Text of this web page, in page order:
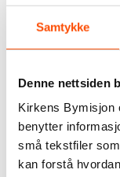
Samtykke
Denne nettsiden
Kirkens Bymisjon
benytter
små tekstfiler
kan forstå